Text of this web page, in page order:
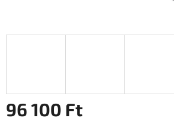
96 100 Ft